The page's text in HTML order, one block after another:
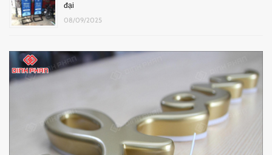
đại
08/09/2025